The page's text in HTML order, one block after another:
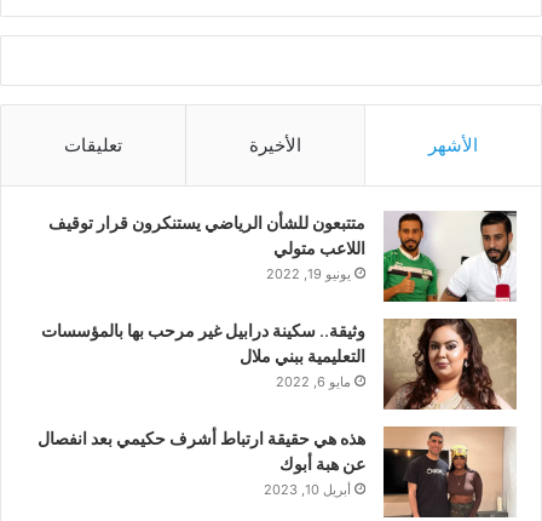
الأشهر الأخيرة تعليقات
متتبعون للشأن الرياضي يستنكرون قرار توقيف
اللاعب متولي
يونيو 19, 2022
وثيقة.. سكينة درابيل غير مرحب بها بالمؤسسات
التعليمية ببني ملال
مايو 6, 2022
هذه هي حقيقة ارتباط أشرف حكيمي بعد انفصال
عن هبة أبوك
أبريل 10, 2023